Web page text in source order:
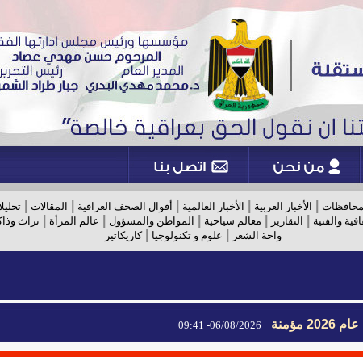
الأخبار العربية الأخبار العالمية أقوال الصحف العراقية المقالات
والفنية التقارير معالم سياحية المواطن والمسؤول عالم المرأة |تراث
واحة الشعر
علوم و تكنولوجيا |كاريكاتير
مؤمنة 06/08/2026- 09:41
مؤمنة 06/08/2026- 09:41